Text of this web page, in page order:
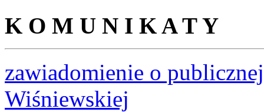
K O M U N I K A T Y
zawiadomienie o
Wiśniewskiej